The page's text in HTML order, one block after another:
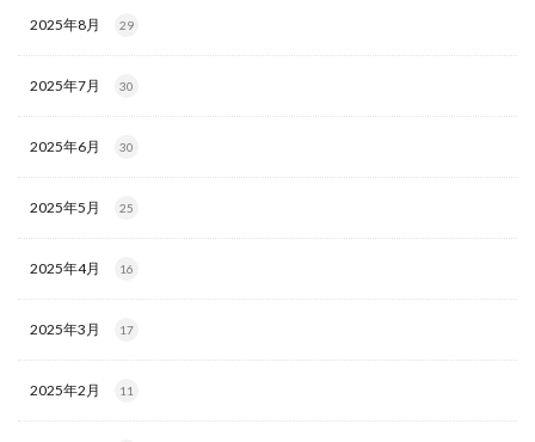
2025年8月 29
2025年7月 30
2025年6月 30
2025年5月 25
2025年4月 16
2025年3月 17
2025年2月 11